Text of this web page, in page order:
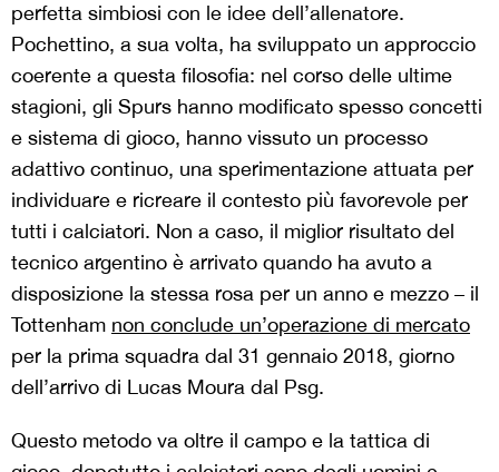
perfetta simbiosi con le idee dell’allenatore.
Pochettino, a sua volta, ha sviluppato un approccio
coerente a questa filosofia: nel corso delle ultime
stagioni, gli Spurs hanno modificato spesso concetti
e sistema di gioco, hanno vissuto un processo
adattivo continuo, una sperimentazione attuata per
individuare e ricreare il contesto più favorevole per
tutti i calciatori. Non a caso, il miglior risultato del
tecnico argentino è arrivato quando ha avuto a
disposizione la stessa rosa per un anno e mezzo – il
Tottenham non conclude un’operazione di mercato
per la prima squadra dal 31 gennaio 2018, giorno
dell’arrivo di Lucas Moura dal Psg.
Questo metodo va oltre il campo e la tattica di